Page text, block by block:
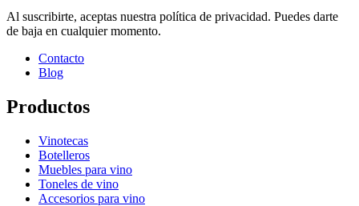
Al suscribirte, aceptas nuestra política de privacidad. Puedes darte
de baja en cualquier momento.
Contacto
Blog
Productos
Vinotecas
Botelleros
Muebles para vino
Toneles de vino
Accesorios para vino